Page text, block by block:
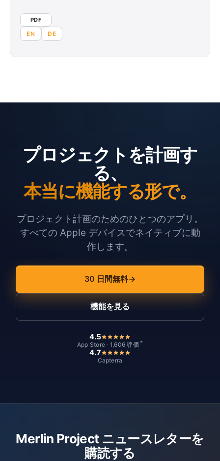
PDF
EN DE
プロジェクトを計画す
る、
本当に機能する形で。
プロジェクト計画のためのひとつのアプリ。
すべての Apple デバイスでネイティブに動
作します。
30 日間無料
機能を見る
4.5
App Store · 1,606 評価 *
4.7
Capterra
Merlin Project ニュースレターを
購読する